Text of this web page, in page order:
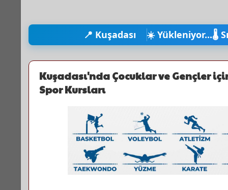
📍 Kuşadası ☀️ Yükleniyor...🌡️
Kuşadası'nda Çocuklar ve Gençler
Spor Kursları